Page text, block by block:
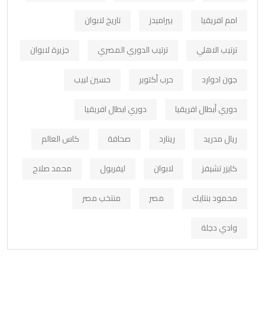
امم افريقيا
بيراميدز
تاريخ لابوان
ترتيب الاهلي
ترتيب الدوري المصري
جزيرة لابوان
جون ادوارد
حرب أكتوبر
حسين لبيب
دوري أبطال افريقيا
دوري ابطال افريقيا
ريال مدريد
رينارد صحافة
كاس العالم
كايزر تشيفز
لابوان ليفربول
محمد صلاح
محمود بنتايك
مصر
منتخب مصر
وادي دجلة